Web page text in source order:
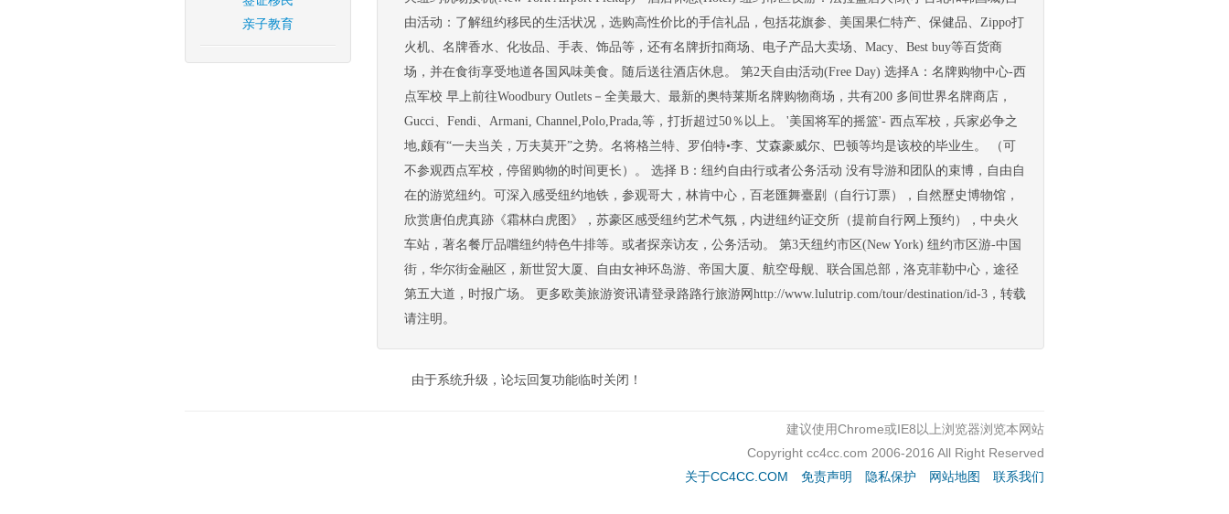
亲子教育
由活动：了解纽约移民的生活状况，选购高性价比的手信礼品，包括花旗参、美国果仁特产、保健品、Zippo打
火机、名牌香水、化妆品、手表、饰品等，还有名牌折扣商场、电子产品大卖场、Macy、Best buy等百货商
场，并在食街享受地道各国风味美食。随后送往酒店休息。 第2天自由活动(Free Day) 选择A：名牌购物中心-西
点军校 早上前往Woodbury Outlets－全美最大、最新的奥特莱斯名牌购物商场，共有200 多间世界名牌商店，
Gucci、Fendi、Armani, Channel,Polo,Prada,等，打折超过50％以上。 '美国将军的摇篮'- 西点军校，兵家必争之
地,颇有“一夫当关，万夫莫开”之势。名将格兰特、罗伯特•李、艾森豪威尔、巴顿等均是该校的毕业生。 （可
不参观西点军校，停留购物的时间更长）。 选择 B：纽约自由行或者公务活动 没有导游和团队的束博，自由自
在的游览纽约。可深入感受纽约地铁，参观哥大，林肯中心，百老匯舞臺剧（自行订票），自然歷史博物馆，
欣赏唐伯虎真跡《霜林白虎图》，苏豪区感受纽约艺术气氛，内进纽约证交所（提前自行网上预约），中央火
车站，著名餐厅品嚐纽约特色牛排等。或者探亲访友，公务活动。 第3天纽约市区(New York) 纽约市区游-中国
街，华尔街金融区，新世贸大厦、自由女神环岛游、帝国大厦、航空母舰、联合国总部，洛克菲勒中心，途径
第五大道，时报广场。 更多欧美旅游资讯请登录路路行旅游网http://www.lulutrip.com/tour/destination/id-3，转载
请注明。
由于系统升级，论坛回复功能临时关闭！
建议使用Chrome或IE8以上浏览器浏览本网站
Copyright cc4cc.com 2006-2016 All Right Reserved
关于CC4CC.COM
免责声明 隐私保护 网站地图 联系我们